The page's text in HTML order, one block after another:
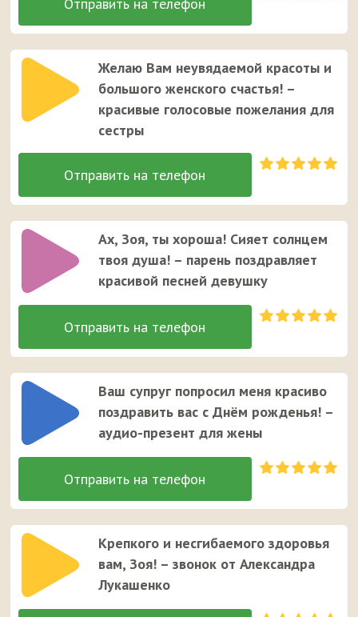
Желаю Вам неувядаемой красоты и
большого женского счастья! –
красивые голосовые пожелания для
сестры
Ах, Зоя, ты хороша! Сияет солнцем
твоя душа! – парень поздравляет
красивой песней девушку
Ваш супруг попросил меня красиво
поздравить вас с Днём рожденья! –
аудио-презент для жены
Крепкого и несгибаемого здоровья
вам, Зоя! – звонок от Александра
Лукашенко